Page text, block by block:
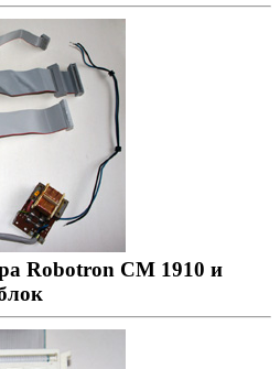
Robotron CM 1910 и